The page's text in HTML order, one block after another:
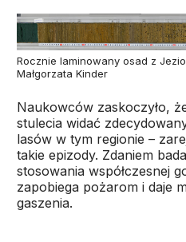
Rocznie laminowany osad z
Małgorzata Kinder
Naukowców zaskoczyło,
stulecia widać
lasów w tym regionie –
takie epizody. Zdaniem
stosowania współczesnej
zapobiega pożarom i daje
gaszenia.